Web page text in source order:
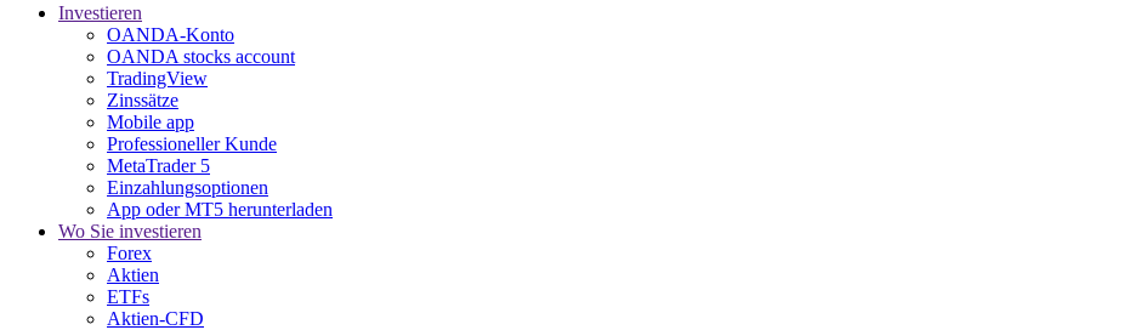
Investieren
OANDA-Konto
OANDA stocks account
TradingView
Zinssätze
Mobile app
Professioneller Kunde
MetaTrader 5
Einzahlungsoptionen
App oder MT5 herunterladen
Wo Sie investieren
Forex
Aktien
ETFs
Aktien-CFD